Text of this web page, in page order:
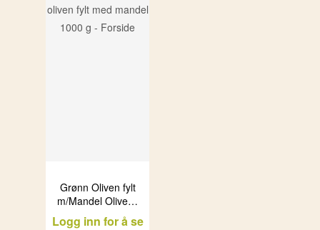
Grønn Oliven fylt
m/Mandel Olivelia
glass (6x1L)
Logg inn for å se